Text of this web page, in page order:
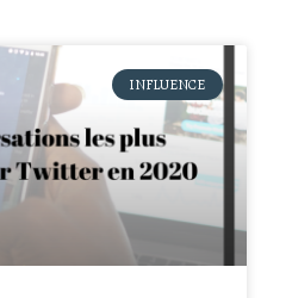
INFLUENCE